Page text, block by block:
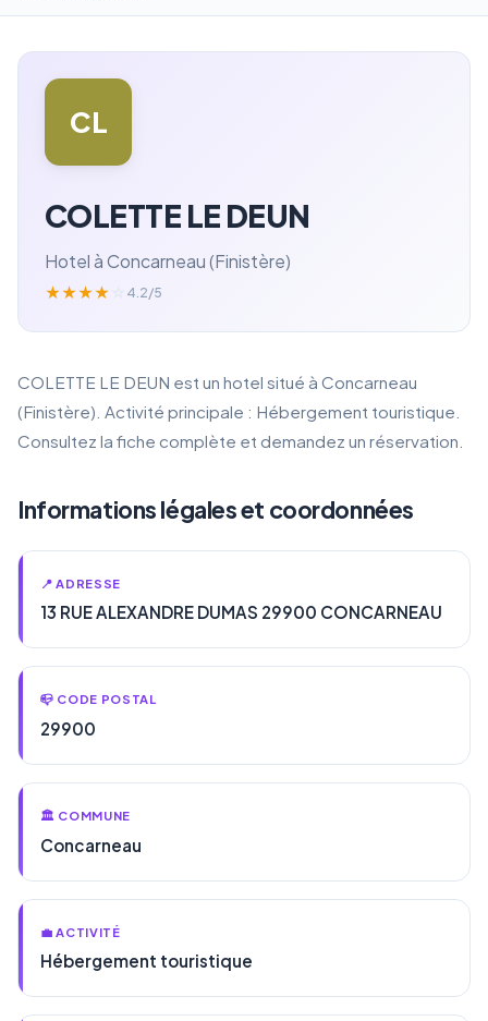
CL
COLETTE LE DEUN
Hotel à Concarneau (Finistère)
★★★★ 4.2/5
COLETTE LE DEUN est un hotel situé à Concarneau
(Finistère). Activité principale : Hébergement touristique.
Consultez la fiche complète et demandez un réservation.
Informations légales et coordonnées
📍 ADRESSE
13 RUE ALEXANDRE DUMAS 29900 CONCARNEAU
📪 CODE POSTAL
29900
🏛️ COMMUNE
Concarneau
💼 ACTIVITÉ
Hébergement touristique